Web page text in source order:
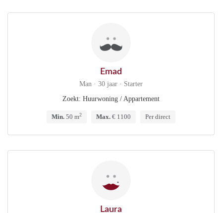
Emad
Man · 30 jaar · Starter
Zoekt: Huurwoning / Appartement
Min. 50 m2 Max. € 1100 Per direct
Laura